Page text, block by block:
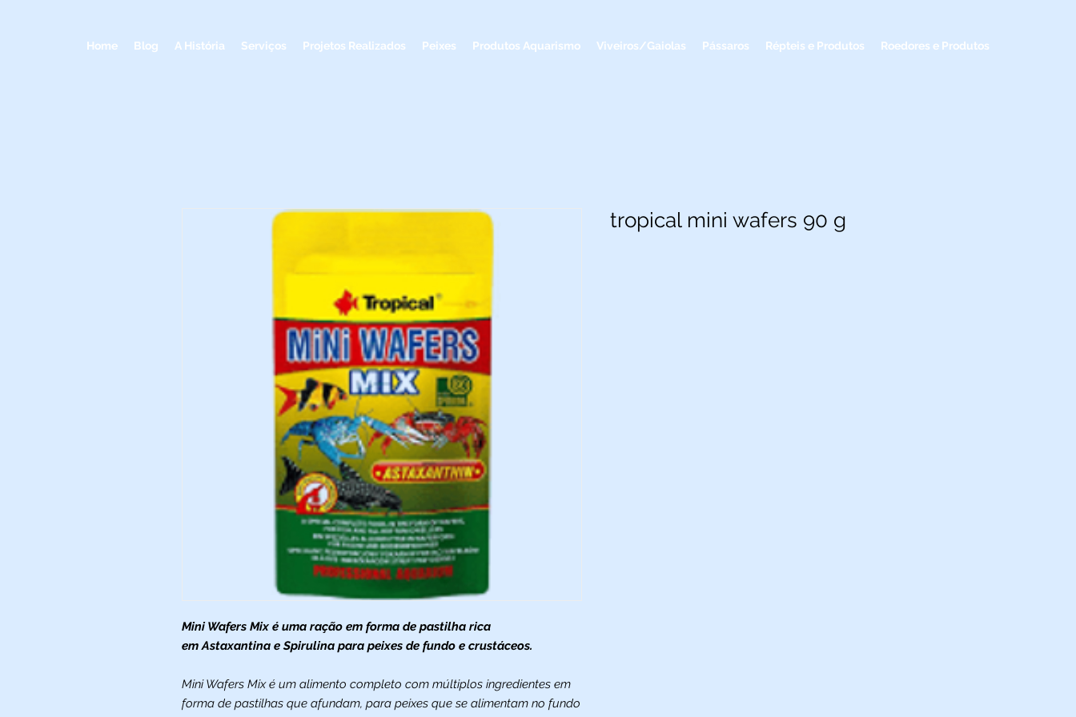
Home Blog A História Serviços Projetos Realizados Peixes Produtos Aquarismo Viveiros/Gaiolas Pássaros Répteis e Produtos Roedores e Produtos
Mini Wafers Mix é uma ração em forma de pastilha rica
em Astaxantina e Spirulina para peixes de fundo e crustáceos.
Mini Wafers Mix é um alimento completo com múltiplos ingredientes em
forma de pastilhas que afundam, para peixes que se alimentam no fundo
tropical mini wafers 90 g